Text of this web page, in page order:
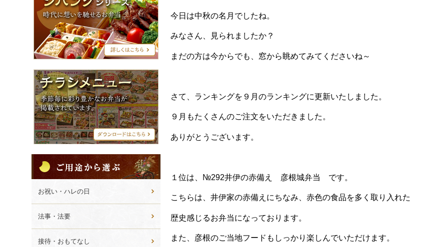
今日は中秋の名月でしたね。
みなさん、見られましたか？
まだの方は今からでも、窓から眺めてみてくださいね～
さて、ランキングを９月のランキングに更新いたしました。
９月もたくさんのご注文をいただきました。
ありがとうございます。
１位は、№292井伊の赤備え 彦根城弁当 です。
こちらは、井伊家の赤備えにちなみ、赤色の食品を多く取り入れた
歴史感じるお弁当になっております。
また、彦根のご当地フードもしっかり楽しんでいただけます。
ン
グ
ー
ズ
チ
ラ
シ
メ
ニ
ュ
ー
用
途
か
ら
選
ぶ
お祝い・ハレの日
法事・法要
接待・おもてなし